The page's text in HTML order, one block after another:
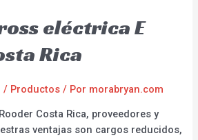
eléctrica E
Rica
/ Productos / Por morabryan.com
Costa Rica, proveedores y
ventajas son cargos reducidos,